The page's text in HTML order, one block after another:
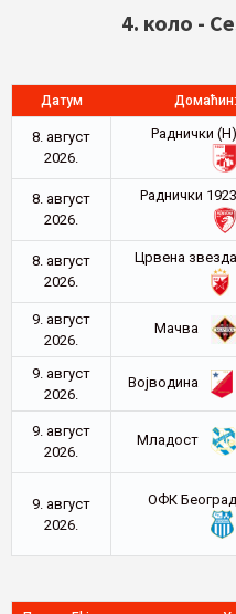
4. коло -
Датум Домаћин:
8. август
2026.
Раднички (Н)
8. август
2026.
Раднички 1923
8. август
2026.
Црвена звезда
9. август
2026.
Мачва
9. август
2026.
Војводина
9. август
2026.
Младост
9. август
2026.
ОФК Београд